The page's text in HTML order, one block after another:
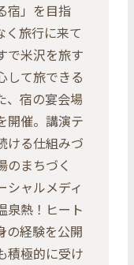
宿」を目指
く旅行に来て
で米沢を旅す
して旅できる
、宿の宴会場
開催。講演テ
ける仕組みづ
のまちづく
シャルメディ
泉熱！ヒート
の経験を公開
積極的に受け